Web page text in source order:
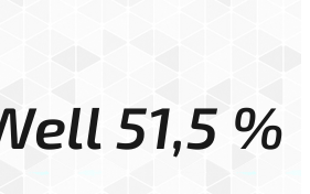
51,5 %